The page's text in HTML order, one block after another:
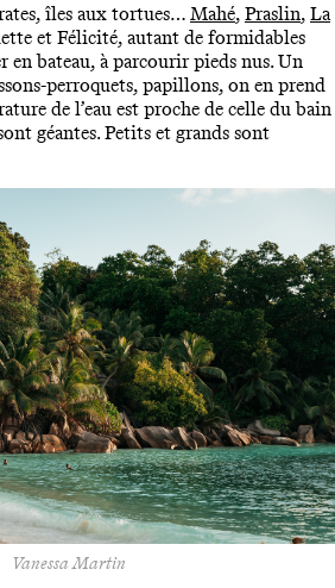
îles aux tortues… Mahé, Praslin, La
et Félicité, autant de formidables
en bateau, à parcourir pieds nus. Un
perroquets, papillons, on en prend
de l’eau est proche de celle du bain
géantes. Petits et grands sont
Vanessa Martin